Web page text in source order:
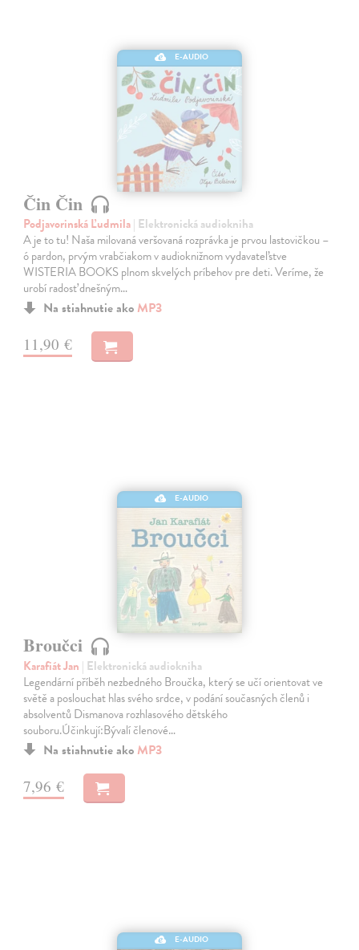
E-AUDIO
Čin Čin
Podjavorinská Ľudmila| Elektronická audiokniha
A je to tu! Naša milovaná veršovaná rozprávka je prvou lastovičkou –
ó pardon, prvým vrabčiakom v audioknižnom vydavateľstve
WISTERIA BOOKS plnom skvelých príbehov pre deti. Veríme, že
urobí radosť dnešným…
Na stiahnutie ako MP3
11,90 €
E-AUDIO
Broučci
Karafiát Jan | Elektronická audiokniha
Legendární příběh nezbedného Broučka, který se učí orientovat ve
světě a poslouchat hlas svého srdce, v podání současných členů i
absolventů Dismanova rozhlasového dětského
souboru.Účinkují:Bývalí členové…
Na stiahnutie ako MP3
7,96 €
E-AUDIO